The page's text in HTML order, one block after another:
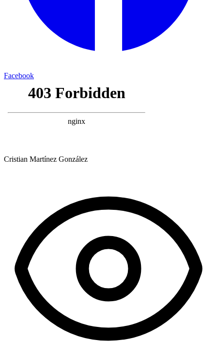
Facebook
Cristian Martínez González